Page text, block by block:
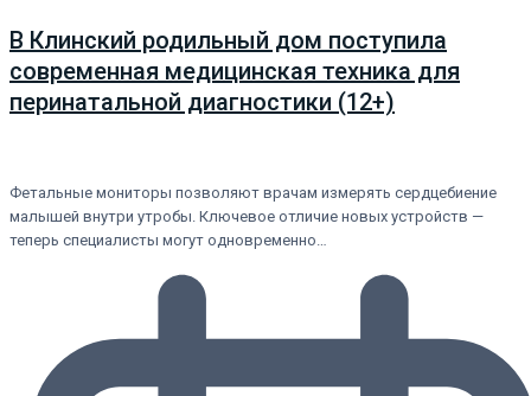
В Клинский родильный дом поступила
современная медицинская техника для
перинатальной диагностики (12+)
Фетальные мониторы позволяют врачам измерять сердцебиение
малышей внутри утробы. Ключевое отличие новых устройств —
теперь специалисты могут одновременно…